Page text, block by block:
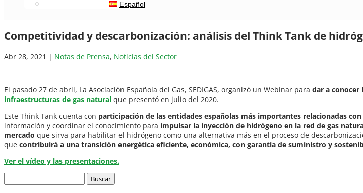
Español
Competitividad y descarbonización: análisis del Think Tank de
Abr 28, 2021 | Notas de Prensa, Noticias del Sector
El pasado 27 de abril, La Asociación Española del Gas, SEDIGAS, organizó un Webinar para dar a conocer
infraestructuras de gas natural que presentó en julio del 2020.
Este Think Tank cuenta con participación de las entidades españolas más importantes relacionadas
información y coordinar el conocimiento para impulsar la inyección de hidrógeno en la red de gas
mercado que sirva para habilitar el hidrógeno como una alternativa más en el proceso de
que contribuirá a una transición energética eficiente, económica, con garantía de suministro y
Ver el vídeo y las presentaciones.